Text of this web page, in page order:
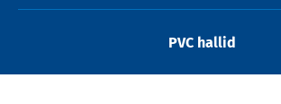
PVC hallid